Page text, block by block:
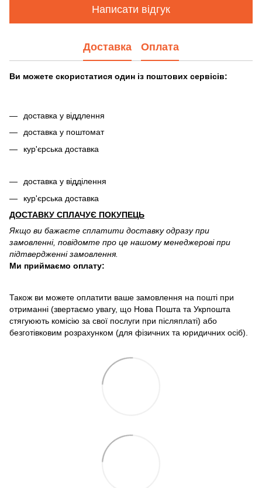
Написати відгук
Доставка Оплата
Ви можете скористатися один із поштових сервісів:
доставка у віддлення
доставка у поштомат
кур'єрська доставка
доставка у відділення
кур'єрська доставка
ДОСТАВКУ СПЛАЧУЄ ПОКУПЕЦЬ
Якщо ви бажаєте сплатити доставку одразу при
замовленні, повідомте про це нашому менеджерові при
підтвердженні замовлення.
Ми приймаємо оплату:
Також ви можете оплатити ваше замовлення на пошті при
отриманні (звертаємо увагу, що Нова Пошта та Укрпошта
стягуюють комісію за свої послуги при післяплаті) або
безготівковим розрахунком (для фізичних та юридичних осіб).